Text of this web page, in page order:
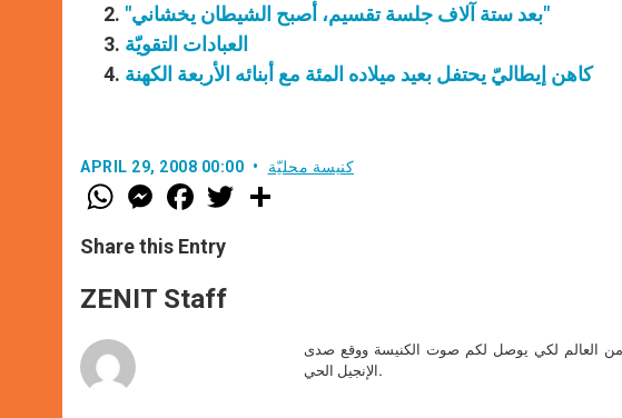
"بعد ستة آلاف جلسة تقسيم، أصبح الشيطان يخشاني"
العبادات التقويّة
كاهن إيطاليّ يحتفل بعيد ميلاده المئة مع أبنائه الأربعة الكهنة
APRIL 29, 2008 00:00 كنيسة محليّة
W
h
t
s
p
p
M
e
s
e
g
e
F
a
e
b
o
k
w
Share this Entry
ZENIT Staff
من العالم لكي يوصل لكم صوت الكنيسة ووقع صدى
الإنجيل الحي.